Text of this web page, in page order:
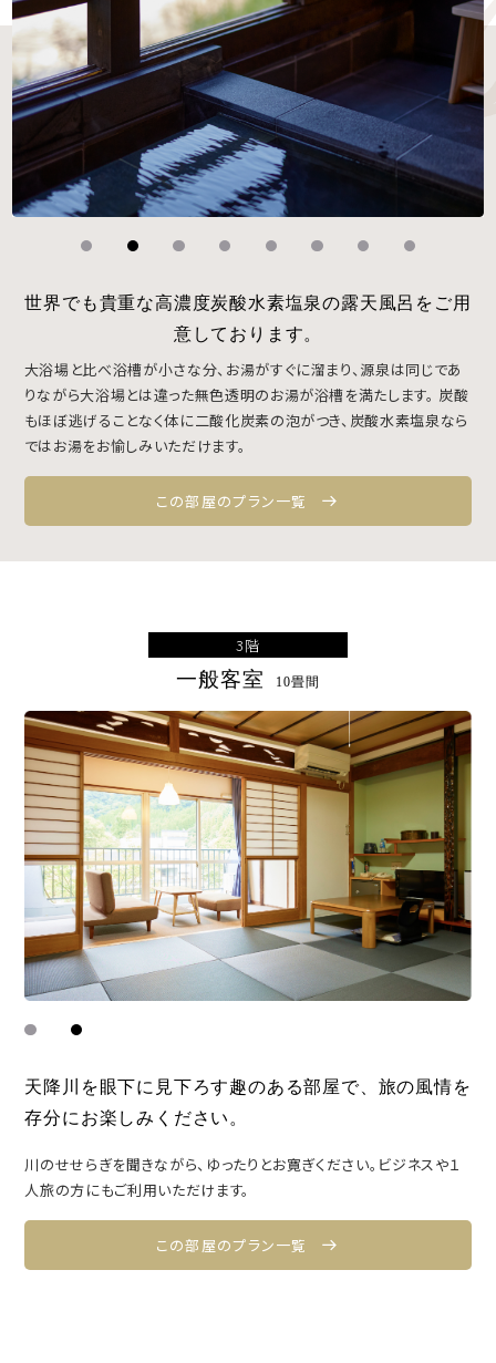
世界でも貴重な高濃度炭酸水素塩泉の露天風呂をご用
意しております。
大浴場と比べ浴槽が小さな分、お湯がすぐに溜まり、源泉は同じであ
りながら大浴場とは違った無色透明のお湯が浴槽を満たします。 炭酸
もほぼ逃げることなく体に二酸化炭素の泡がつき、炭酸水素塩泉なら
ではお湯をお愉しみいただけます。
この部屋のプラン一覧
天降川を眼下に見下ろす趣のある部屋で、 旅の風情を
存分にお楽しみください。
川のせせらぎを聞きながら、ゆったりとお寛ぎください。ビジネスや１
人旅の方にもご利用いただけます。
この部屋のプラン一覧
3階
一般客室 10畳間